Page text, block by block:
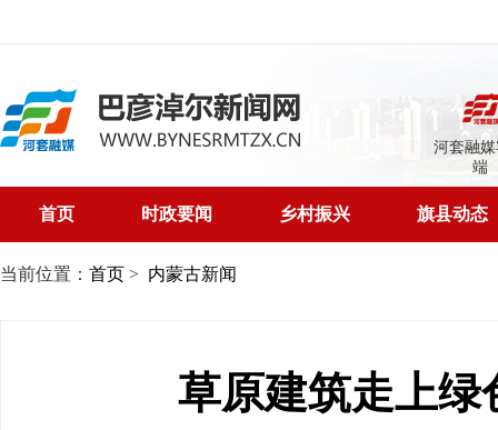
河套融
端
首页 时政要闻 乡村振兴 旗县动态
当前位置： 首页 > 内蒙古新闻
草原建筑走上绿